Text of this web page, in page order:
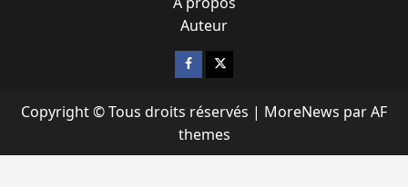
Auteur
Facebook
X
Copyright © Tous droits réservés | MoreNews par AF
themes